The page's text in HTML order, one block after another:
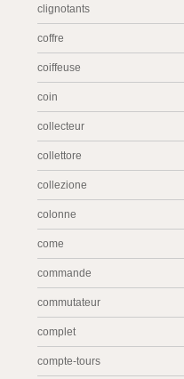
clignotants
coffre
coiffeuse
coin
collecteur
collettore
collezione
colonne
come
commande
commutateur
complet
compte-tours